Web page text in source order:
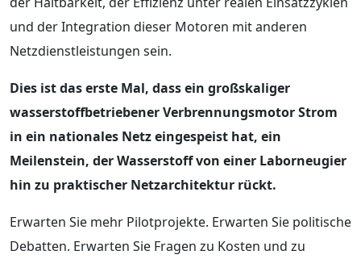
und der Integration dieser Motoren mit anderen
Netzdienstleistungen sein.
Dies ist das erste Mal, dass ein großskaliger
wasserstoffbetriebener Verbrennungsmotor Strom
in ein nationales Netz eingespeist hat, ein
Meilenstein, der Wasserstoff von einer Laborneugier
hin zu praktischer Netzarchitektur rückt.
Erwarten Sie mehr Pilotprojekte. Erwarten Sie politische
Debatten. Erwarten Sie Fragen zu Kosten und zu